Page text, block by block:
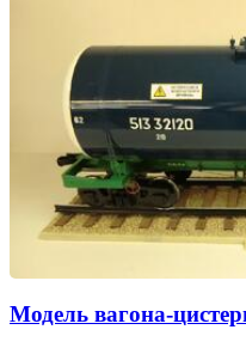
Модель вагона-